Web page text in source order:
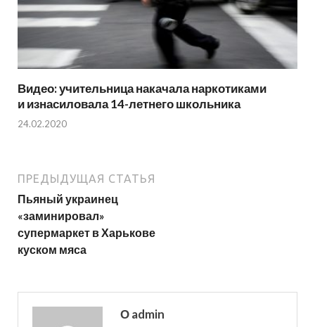
Видео: учительница накачала наркотиками
и изнасиловала 14-летнего школьника
24.02.2020
ПРЕДЫДУЩАЯ СТАТЬЯ
Пьяный украинец
«заминировал»
супермаркет в Харькове
куском мяса
О admin